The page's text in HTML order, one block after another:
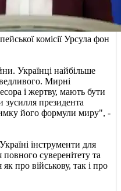
комісії Урсула фон
Українці найбільше
Мирні
і жертву, мають бути
зусилля президента
його формули миру", -
інструменти для
суверенітету та
як про військову, так і про